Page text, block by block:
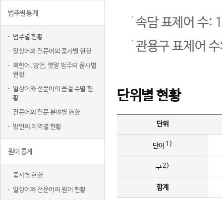
범주별 통계
범주별 현황
일상어와 전문어의 품사별 현황
북한어, 방언, 옛말 범주의 품사별
현황
일상어와 전문어의 음절 수별 현
황
전문어의 전문 분야별 현황
방언의 지역별 현황
원어 통계
품사별 현황
일상어와 전문어의 원어 현황
속담 표제어 수:
관용구 표제어
단위별 현황
단위
단어 1)
구2)
합계